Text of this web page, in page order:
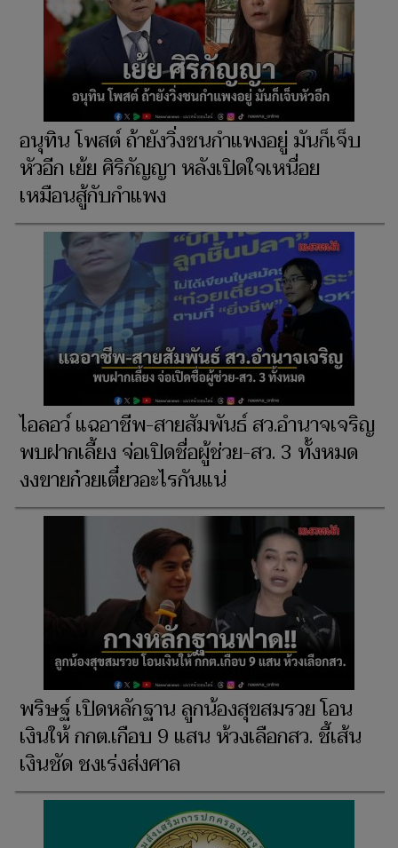
อนุทิน โพสต์ ถ้ายังวิ่งชนกำแพงอยู่ มันก็เจ็บ
หัวอีก เย้ย ศิริกัญญา หลังเปิดใจเหนื่อย
เหมือนสู้กับกำแพง
ไอลอว์ แฉอาชีพ-สายสัมพันธ์ สว.อำนาจเจริญ
พบฝากเลี้ยง จ่อเปิดชื่อผู้ช่วย-สว. 3 ทั้งหมด
งงขายก๋วยเตี๋ยวอะไรกันแน่
พริษฐ์ เปิดหลักฐาน ลูกน้องสุขสมรวย โอน
เงินให้ กกต.เกือบ 9 แสน ห้วงเลือกสว. ชี้เส้น
เงินชัด ชงเร่งส่งศาล